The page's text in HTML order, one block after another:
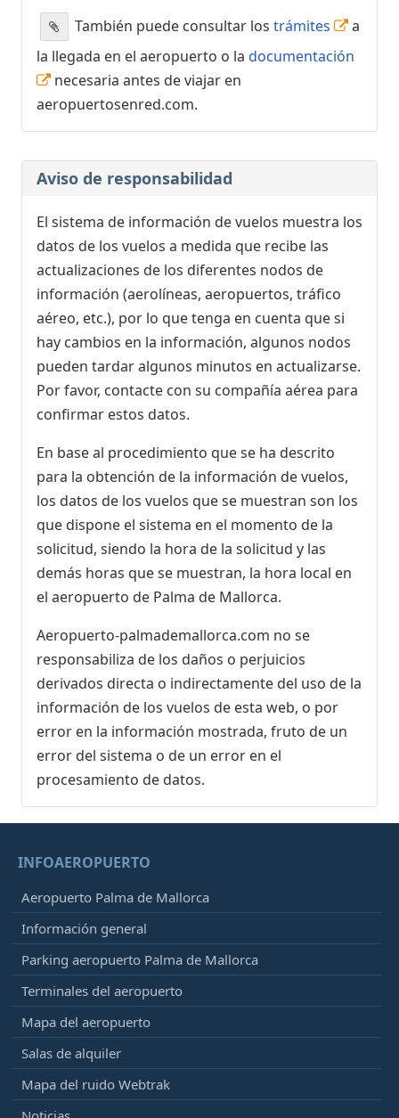
También puede consultar los trámites
a
la llegada en el aeropuerto o la documentación
necesaria antes de viajar en
aeropuertosenred.com.
Aviso de responsabilidad
El sistema de información de vuelos muestra los
datos de los vuelos a medida que recibe las
actualizaciones de los diferentes nodos de
información (aerolíneas, aeropuertos, tráfico
aéreo, etc.), por lo que tenga en cuenta que si
hay cambios en la información, algunos nodos
pueden tardar algunos minutos en actualizarse.
Por favor, contacte con su compañía aérea para
confirmar estos datos.
En base al procedimiento que se ha descrito
para la obtención de la información de vuelos,
los datos de los vuelos que se muestran son los
que dispone el sistema en el momento de la
solicitud, siendo la hora de la solicitud y las
demás horas que se muestran, la hora local en
el aeropuerto de Palma de Mallorca.
Aeropuerto-palmademallorca.com no se
responsabiliza de los daños o perjuicios
derivados directa o indirectamente del uso de la
información de los vuelos de esta web, o por
error en la información mostrada, fruto de un
error del sistema o de un error en el
procesamiento de datos.
INFOAEROPUERTO
Aeropuerto Palma de Mallorca
Información general
Parking aeropuerto Palma de Mallorca
Terminales del aeropuerto
Mapa del aeropuerto
Salas de alquiler
Mapa del ruido Webtrak